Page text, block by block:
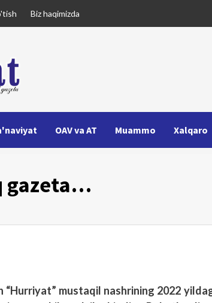
Biz haqimizda
OAV va AT Muammo Xalqaro
gazeta…
“Hurriyat” mustaqil nashrining 2022